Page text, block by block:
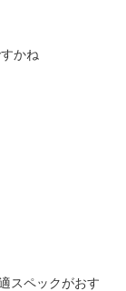
かね
スペックがおす